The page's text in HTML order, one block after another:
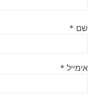
שם *
אימייל *